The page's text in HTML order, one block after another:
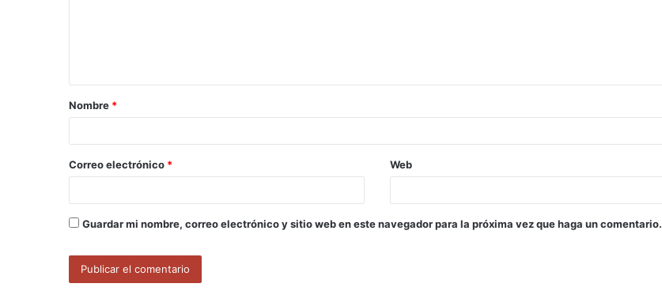
a
r
*
Nombre *
Correo electrónico * Web
Guardar mi nombre, correo electrónico y sitio web en este navegador para la próxima vez que haga un comentario.